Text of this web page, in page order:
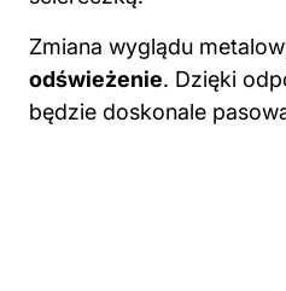
Zmiana wyglądu
odświeżenie. Dzięki
będzie doskonale